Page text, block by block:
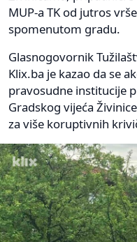
MUP-a TK od jutros
spomenutom gradu.
Glasnogovornik
Klix.ba je kazao da se
pravosudne institucije
Gradskog vijeća
za više koruptivnih